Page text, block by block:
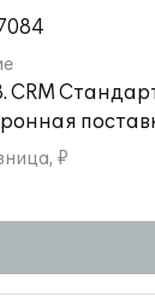
CRM